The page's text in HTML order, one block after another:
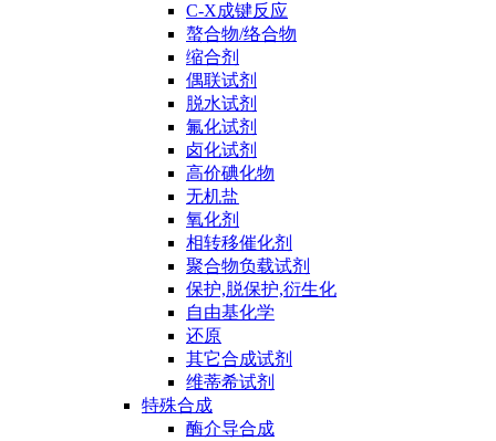
C-X成键反应
螯合物/络合物
缩合剂
偶联试剂
脱水试剂
氟化试剂
卤化试剂
高价碘化物
无机盐
氧化剂
相转移催化剂
聚合物负载试剂
保护,脱保护,衍生化
自由基化学
还原
其它合成试剂
维蒂希试剂
特殊合成
酶介导合成